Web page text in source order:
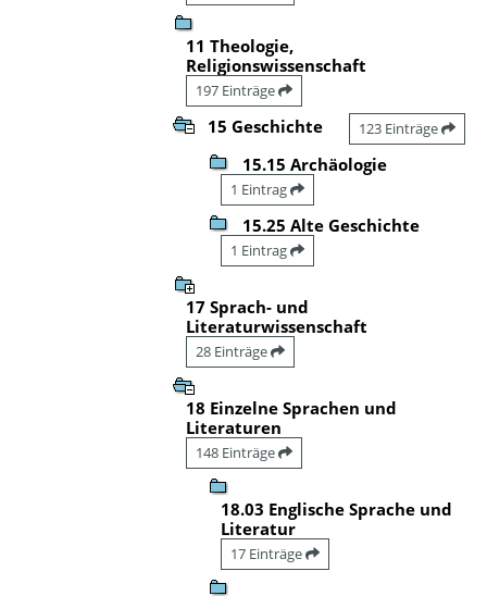
11 Theologie,
Religionswissenschaft
197 Einträge
15 Geschichte 123 Einträge
15.15 Archäologie
1 Eintrag
15.25 Alte Geschichte
1 Eintrag
17 Sprach- und
Literaturwissenschaft
28 Einträge
18 Einzelne Sprachen und
Literaturen
148 Einträge
18.03 Englische Sprache und
Literatur
17 Einträge